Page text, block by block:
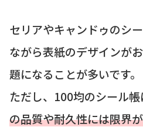
セリアやキャンドゥのシ
ながら表紙のデザインが
題になることが多いです。
ただし、100均のシール帳
の品質や耐久性には限界